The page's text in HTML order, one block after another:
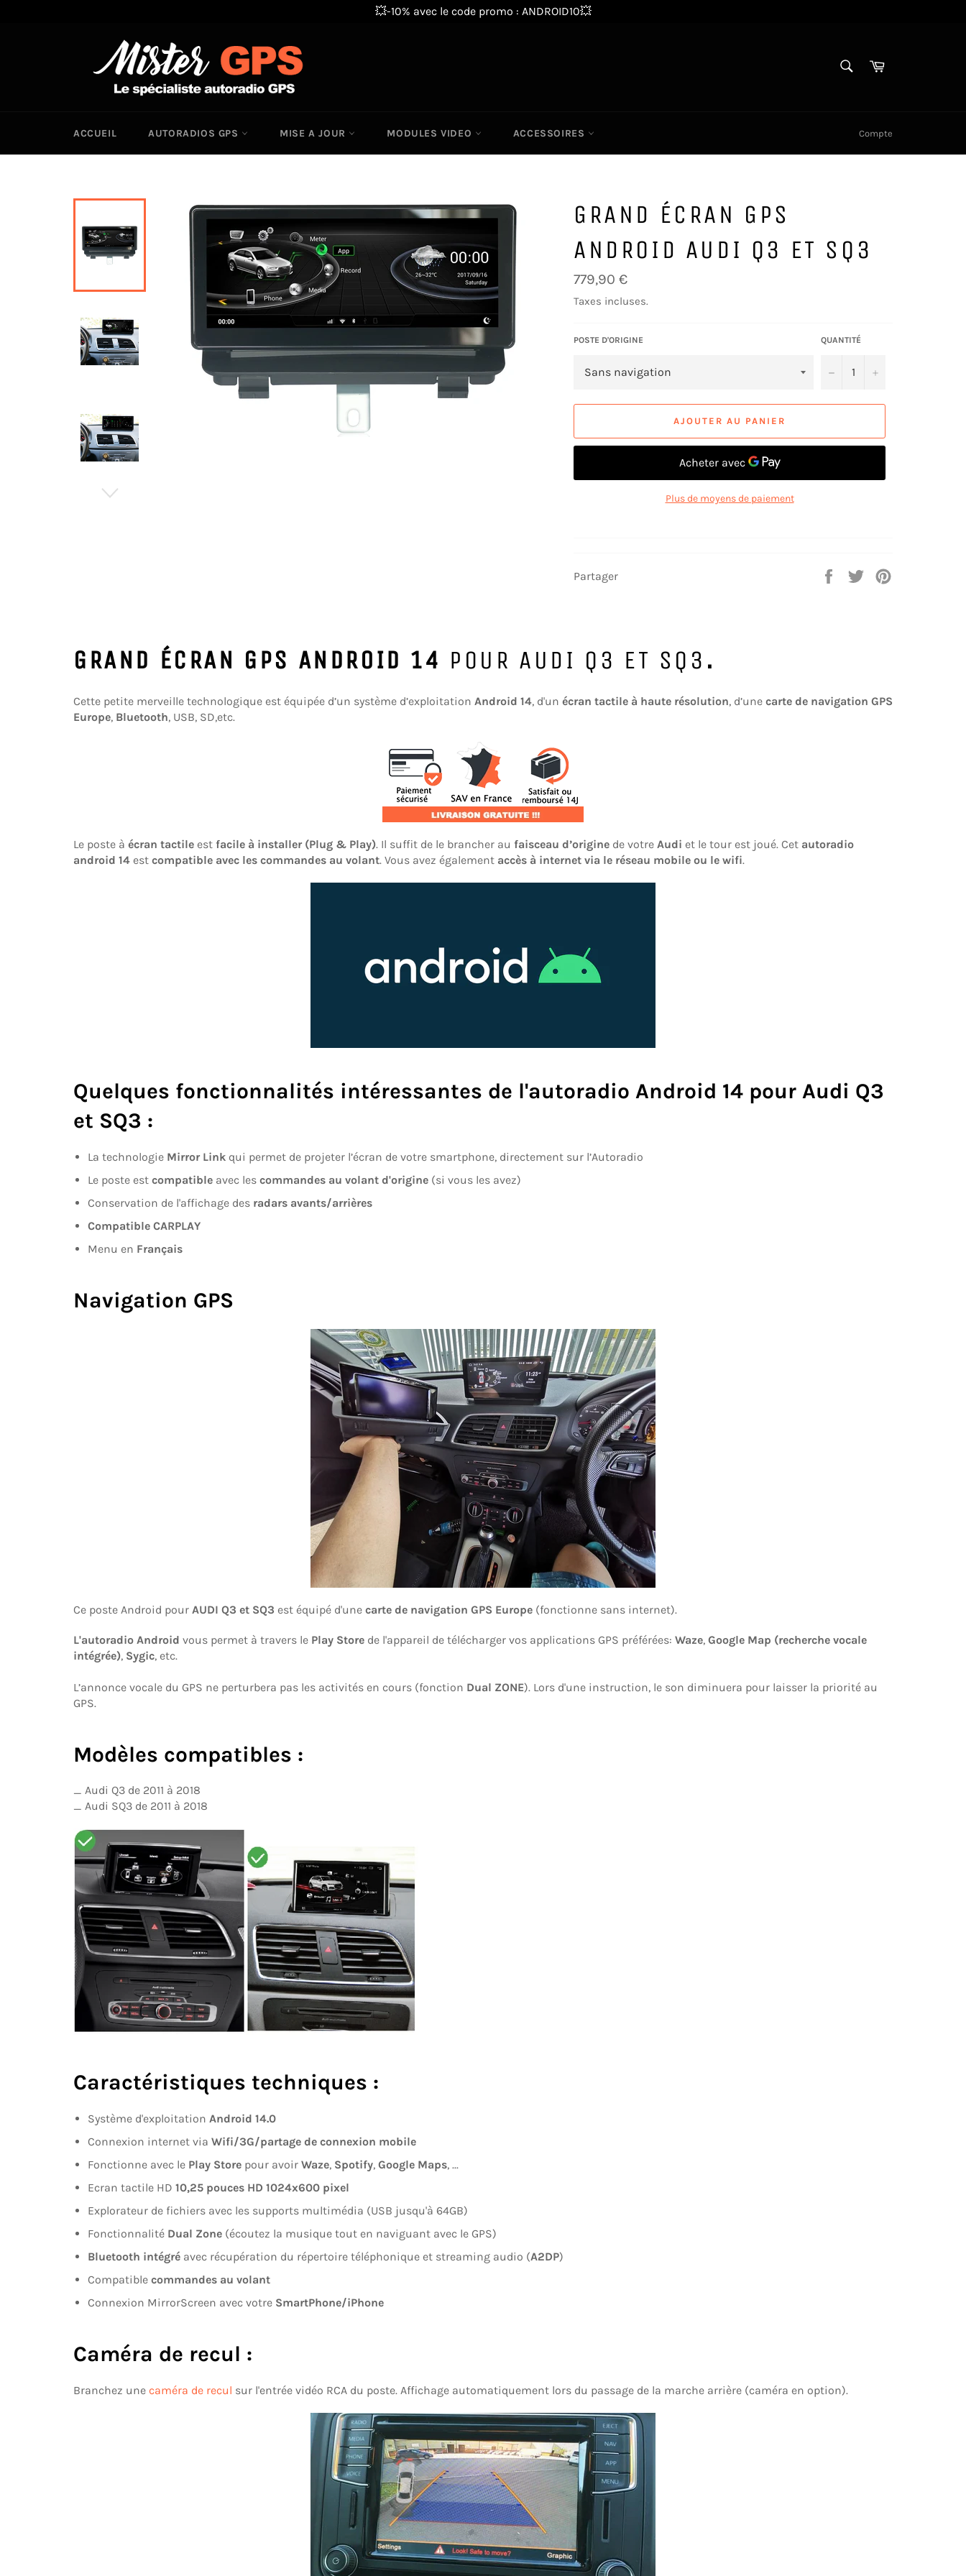
💥-10% avec le code promo : ANDROID10💥
Panier
ACCUEIL AUTORADIOS GPS MISE A JOUR MODULES VIDEO ACCESSOIRES Compte
GRAND ÉCRAN GPS
ANDROID AUDI Q3 ET SQ3
Prix
régulier
779,90 €
Taxes incluses.
POSTE D'ORIGINE QUANTITÉ
− +
AJOUTER AU PANIER
Plus de moyens de paiement
Partager
PartagerTweeter
GRAND ÉCRAN GPS ANDROID 14 POUR AUDI Q3 ET SQ3 .
Cette petite merveille technologique est équipée d’un système d’exploitation Android 14, d'un écran tactile à haute résolution, d’une carte de navigation GPS
Europe, Bluetooth, USB, SD,etc.
Le poste à écran tactile est facile à installer (Plug & Play). Il suffit de le brancher au faisceau d’origine de votre Audi et le tour est joué. Cet autoradio
android 14 est compatible avec les commandes au volant. Vous avez également accès à internet via le réseau mobile ou le wifi.
Quelques fonctionnalités intéressantes de l'autoradio Android 14 pour Audi Q3
et SQ3 :
La technologie Mirror Link qui permet de projeter l’écran de votre smartphone, directement sur l’Autoradio
Le poste est compatible avec les commandes au volant d'origine (si vous les avez)
Conservation de l'affichage des radars avants/arrières
Compatible CARPLAY
Menu en Français
Navigation GPS
Ce poste Android pour AUDI Q3 et SQ3 est équipé d'une carte de navigation GPS Europe (fonctionne sans internet).
L'autoradio Android vous permet à travers le Play Store de l'appareil de télécharger vos applications GPS préférées: Waze, Google Map (recherche vocale
intégrée), Sygic, etc.
L’annonce vocale du GPS ne perturbera pas les activités en cours (fonction Dual ZONE). Lors d'une instruction, le son diminuera pour laisser la priorité au
GPS.
Modèles compatibles :
_ Audi Q3 de 2011 à 2018
_ Audi SQ3 de 2011 à 2018
Caractéristiques techniques :
Système d'exploitation Android 14.0
Connexion internet via Wifi/3G/partage de connexion mobile
Fonctionne avec le Play Store pour avoir Waze, Spotify, Google Maps, ...
Ecran tactile HD 10,25 pouces HD 1024x600 pixel
Explorateur de fichiers avec les supports multimédia (USB jusqu'à 64GB)
Fonctionnalité Dual Zone (écoutez la musique tout en naviguant avec le GPS)
Bluetooth intégré avec récupération du répertoire téléphonique et streaming audio (A2DP)
Compatible commandes au volant
Connexion MirrorScreen avec votre SmartPhone/iPhone
Caméra de recul :
Branchez une caméra de recul sur l'entrée vidéo RCA du poste. Affichage automatiquement lors du passage de la marche arrière (caméra en option).